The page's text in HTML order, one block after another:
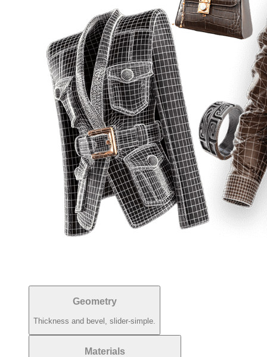
Geometry
Thickness and bevel, slider-simple.
Materials